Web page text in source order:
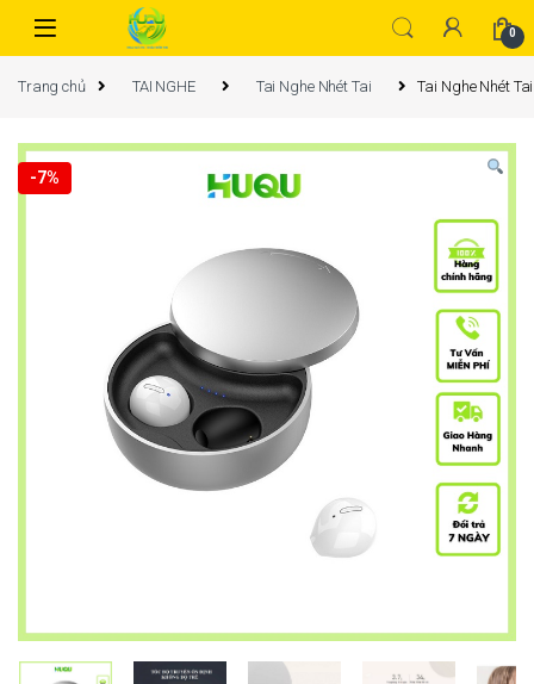
0
Trang chủ TAI NGHE Tai Nghe Nhét Tai Tai Nghe Nhét
-7%